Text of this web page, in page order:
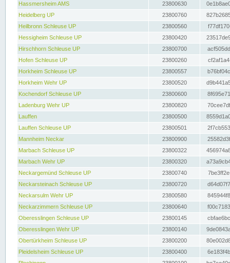
Hassmersheim AMS
23800630
Heidelberg UP
23800760
Heilbronn Schleuse UP
23800560
Hessigheim Schleuse UP
23800420
Hirschhorn Schleuse UP
23800700
Hofen Schleuse UP
23800260
Horkheim Schleuse UP
23800557
Horkheim Wehr UP
23800520
Kochendorf Schleuse UP
23800600
Ladenburg Wehr UP
23800820
Lauffen
23800500
Lauffen Schleuse UP
23800501
Mannheim Neckar
23800900
Marbach Schleuse UP
23800322
Marbach Wehr UP
23800320
Neckargemünd Schleuse UP
23800740
Neckarsteinach Schleuse UP
23800720
Neckarsulm Wehr UP
23800580
Neckarzimmern Schleuse UP
23800640
Oberesslingen Schleuse UP
23800145
Oberesslingen Wehr UP
23800140
Obertürkheim Schleuse UP
23800200
Pleidelsheim Schleuse UP
23800400